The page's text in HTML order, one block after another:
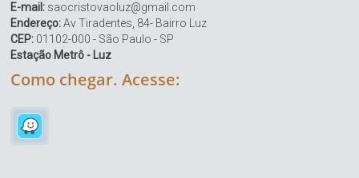
E-mail: saocristovaoluz@gmail.com
Endereço:Av Tiradentes, 84- Bairro Luz
CEP: 01102-000 - São Paulo - SP
Estação Metrô - Luz
Como chegar. Acesse: